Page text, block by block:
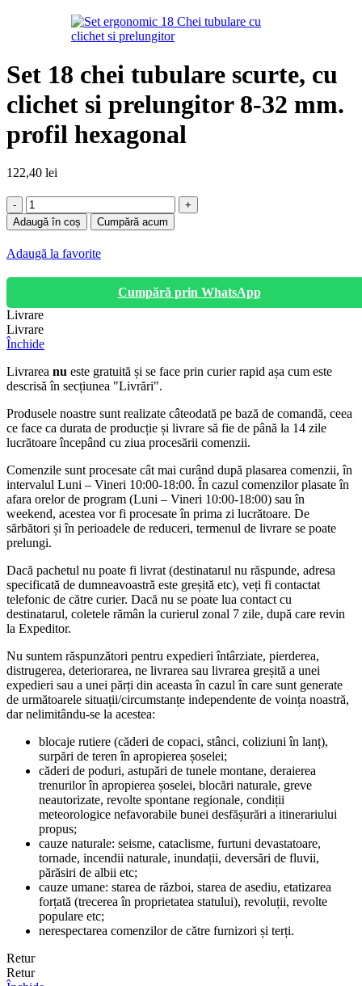
Set 18 chei tubulare scurte, cu
clichet si prelungitor 8-32 mm.
profil hexagonal
122,40 lei
Cantitate
Set
18
chei
tubulare
scurte,
si
prelungitor
8-
mm.
profil
hexagonal
Adaugă în coș Cumpără acum
Adaugă la favorite
Cumpără prin WhatsApp
Livrare
Livrare
Închide
Livrarea nu este gratuită și se face prin curier rapid așa cum este
descrisă în secțiunea "Livrări".
Produsele noastre sunt realizate câteodată pe bază de comandă, ceea
ce face ca durata de producție și livrare să fie de până la 14 zile
lucrătoare începând cu ziua procesării comenzii.
Comenzile sunt procesate cât mai curând după plasarea comenzii, în
intervalul Luni – Vineri 10:00-18:00. În cazul comenzilor plasate în
afara orelor de program (Luni – Vineri 10:00-18:00) sau în
weekend, acestea vor fi procesate în prima zi lucrătoare. De
sărbători și în perioadele de reduceri, termenul de livrare se poate
prelungi.
Dacă pachetul nu poate fi livrat (destinatarul nu răspunde, adresa
specificată de dumneavoastră este greșită etc), veți fi contactat
telefonic de către curier. Dacă nu se poate lua contact cu
destinatarul, coletele rămân la curierul zonal 7 zile, după care revin
la Expeditor.
Nu suntem răspunzători pentru expedieri întârziate, pierderea,
distrugerea, deteriorarea, ne livrarea sau livrarea greșită a unei
expedieri sau a unei părți din aceasta în cazul în care sunt generate
de următoarele situații/circumstanțe independente de voința noastră,
dar nelimitându-se la acestea:
blocaje rutiere (căderi de copaci, stânci, coliziuni în lanț),
surpări de teren în apropierea șoselei;
căderi de poduri, astupări de tunele montane, deraierea
trenurilor în apropierea șoselei, blocări naturale, greve
neautorizate, revolte spontane regionale, condiții
meteorologice nefavorabile bunei desfășurări a itinerariului
propus;
cauze naturale: seisme, cataclisme, furtuni devastatoare,
tornade, incendii naturale, inundații, deversări de fluvii,
părăsiri de albii etc;
cauze umane: starea de război, starea de asediu, etatizarea
forțată (trecerea în proprietatea statului), revoluții, revolte
populare etc;
nerespectarea comenzilor de către furnizori și terți.
Retur
Retur